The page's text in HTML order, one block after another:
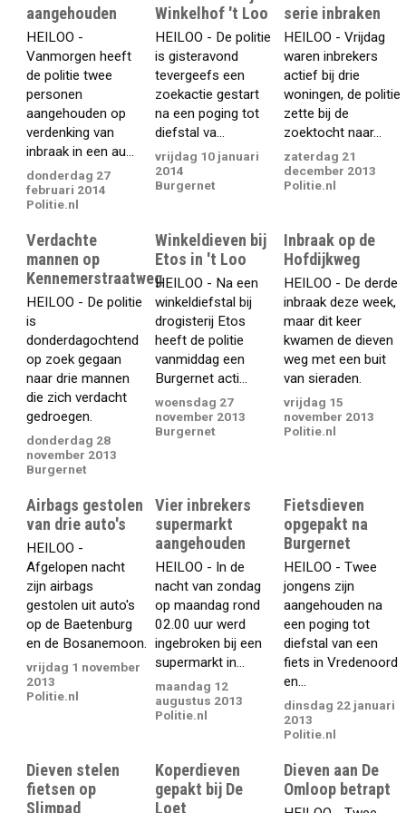
aangehouden
HEILOO -
Vanmorgen heeft
de politie twee
personen
aangehouden op
verdenking van
inbraak in een au...
donderdag 27
februari 2014
Politie.nl
Winkelhof 't Loo
HEILOO - De politie
is gisteravond
tevergeefs een
zoekactie gestart
na een poging tot
diefstal va...
vrijdag 10 januari
2014
Burgernet
serie inbraken
HEILOO - Vrijdag
waren inbrekers
actief bij drie
woningen, de politie
zette bij de
zoektocht naar...
zaterdag 21
december 2013
Politie.nl
Verdachte
mannen op
Kennemerstraatweg
HEILOO - De politie
is
donderdagochtend
op zoek gegaan
naar drie mannen
die zich verdacht
gedroegen.
donderdag 28
november 2013
Burgernet
Winkeldieven bij
Etos in 't Loo
HEILOO - Na een
winkeldiefstal bij
drogisterij Etos
heeft de politie
vanmiddag een
Burgernet acti...
woensdag 27
november 2013
Burgernet
Inbraak op de
Hofdijkweg
HEILOO - De derde
inbraak deze week,
maar dit keer
kwamen de dieven
weg met een buit
van sieraden.
vrijdag 15
november 2013
Politie.nl
Airbags gestolen
van drie auto's
HEILOO -
Afgelopen nacht
zijn airbags
gestolen uit auto's
op de Baetenburg
en de Bosanemoon.
vrijdag 1 november
2013
Politie.nl
Vier inbrekers
supermarkt
aangehouden
HEILOO - In de
nacht van zondag
op maandag rond
02.00 uur werd
ingebroken bij een
supermarkt in...
maandag 12
augustus 2013
Politie.nl
Fietsdieven
opgepakt na
Burgernet
HEILOO - Twee
jongens zijn
aangehouden na
een poging tot
diefstal van een
fiets in Vredenoord
en...
dinsdag 22 januari
2013
Politie.nl
Dieven stelen
fietsen op
Slimpad
Koperdieven
gepakt bij De
Loet
Dieven aan De
Omloop betrapt